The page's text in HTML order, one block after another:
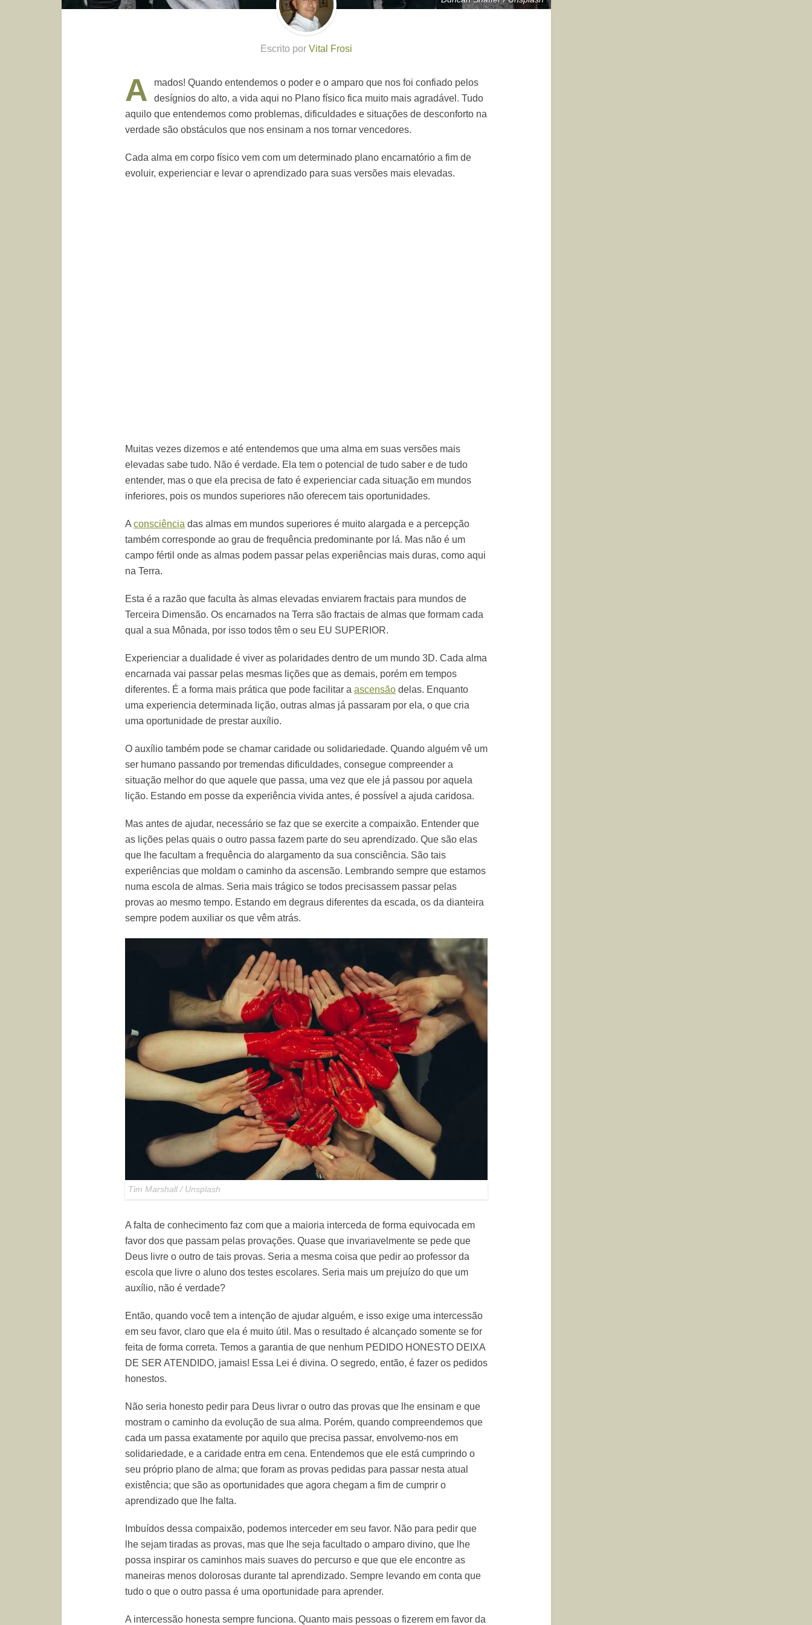
Escrito por Vital Frosi
A
mados! Quando entendemos o poder e o amparo que nos foi confiado pelos
desígnios do alto, a vida aqui no Plano físico fica muito mais agradável. Tudo
aquilo que entendemos como problemas, dificuldades e situações de desconforto na
verdade são obstáculos que nos ensinam a nos tornar vencedores.
Cada alma em corpo físico vem com um determinado plano encarnatório a fim de
evoluir, experienciar e levar o aprendizado para suas versões mais elevadas.
Muitas vezes dizemos e até entendemos que uma alma em suas versões mais
elevadas sabe tudo. Não é verdade. Ela tem o potencial de tudo saber e de tudo
entender, mas o que ela precisa de fato é experienciar cada situação em mundos
inferiores, pois os mundos superiores não oferecem tais oportunidades.
A consciência das almas em mundos superiores é muito alargada e a percepção
também corresponde ao grau de frequência predominante por lá. Mas não é um
campo fértil onde as almas podem passar pelas experiências mais duras, como aqui
na Terra.
Esta é a razão que faculta às almas elevadas enviarem fractais para mundos de
Terceira Dimensão. Os encarnados na Terra são fractais de almas que formam cada
qual a sua Mônada, por isso todos têm o seu EU SUPERIOR.
Experienciar a dualidade é viver as polaridades dentro de um mundo 3D. Cada alma
encarnada vai passar pelas mesmas lições que as demais, porém em tempos
diferentes. É a forma mais prática que pode facilitar a ascensão delas. Enquanto
uma experiencia determinada lição, outras almas já passaram por ela, o que cria
uma oportunidade de prestar auxílio.
O auxílio também pode se chamar caridade ou solidariedade. Quando alguém vê um
ser humano passando por tremendas dificuldades, consegue compreender a
situação melhor do que aquele que passa, uma vez que ele já passou por aquela
lição. Estando em posse da experiência vivida antes, é possível a ajuda caridosa.
Mas antes de ajudar, necessário se faz que se exercite a compaixão. Entender que
as lições pelas quais o outro passa fazem parte do seu aprendizado. Que são elas
que lhe facultam a frequência do alargamento da sua consciência. São tais
experiências que moldam o caminho da ascensão. Lembrando sempre que estamos
numa escola de almas. Seria mais trágico se todos precisassem passar pelas
provas ao mesmo tempo. Estando em degraus diferentes da escada, os da dianteira
sempre podem auxiliar os que vêm atrás.
Tim Marshall / Unsplash
A falta de conhecimento faz com que a maioria interceda de forma equivocada em
favor dos que passam pelas provações. Quase que invariavelmente se pede que
Deus livre o outro de tais provas. Seria a mesma coisa que pedir ao professor da
escola que livre o aluno dos testes escolares. Seria mais um prejuízo do que um
auxílio, não é verdade?
Então, quando você tem a intenção de ajudar alguém, e isso exige uma intercessão
em seu favor, claro que ela é muito útil. Mas o resultado é alcançado somente se for
feita de forma correta. Temos a garantia de que nenhum PEDIDO HONESTO DEIXA
DE SER ATENDIDO, jamais! Essa Lei é divina. O segredo, então, é fazer os pedidos
honestos.
Não seria honesto pedir para Deus livrar o outro das provas que lhe ensinam e que
mostram o caminho da evolução de sua alma. Porém, quando compreendemos que
cada um passa exatamente por aquilo que precisa passar, envolvemo-nos em
solidariedade, e a caridade entra em cena. Entendemos que ele está cumprindo o
seu próprio plano de alma; que foram as provas pedidas para passar nesta atual
existência; que são as oportunidades que agora chegam a fim de cumprir o
aprendizado que lhe falta.
Imbuídos dessa compaixão, podemos interceder em seu favor. Não para pedir que
lhe sejam tiradas as provas, mas que lhe seja facultado o amparo divino, que lhe
possa inspirar os caminhos mais suaves do percurso e que que ele encontre as
maneiras menos dolorosas durante tal aprendizado. Sempre levando em conta que
tudo o que o outro passa é uma oportunidade para aprender.
A intercessão honesta sempre funciona. Quanto mais pessoas o fizerem em favor da